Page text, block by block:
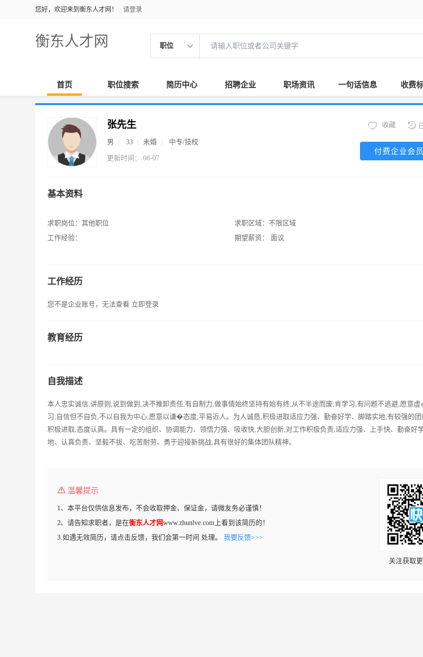
您好，欢迎来到衡东人才网！ 请登录
衡东人才网 职位
首页 职位搜索 简历中心 招聘企业 职场资讯 一句话信息 收费
张先生
男 33 未婚 中专/技校
更新时间： 08-07
收藏
付费企业会
基本资料
求职岗位： 其他职位
工作经验：
求职区域： 不限区域
期望薪资：
面议
工作经历
您不是企业账号，无法查看 立即登录
教育经历
自我描述
本人忠实诚信,讲原则,说到做到,决不推卸责任;有自制力,做事情始终坚持有始有终,从不半途而废;肯学习,有问题不逃避,愿意虚
习;自信但不自负,不以自我为中心;愿意以谦�态度;平易近人。为人诚恳,积极进取适应力强、勤奋好学、脚踏实地,有较强的
积极进取,态度认真。具有一定的组织、协调能力、领悟力强、吸收快,大胆创新,对工作积极负责,适应力强、上手快、勤奋好
地、认真负责、坚毅不拔、吃苦耐劳、勇于迎接新挑战,具有很好的集体团队精神。
温馨提示
1、本平台仅供信息发布，不会收取押金、保证金，请微友务必谨慎！
2、请告知求职者，是在衡东人才网www.zhunlve.com上看到该简历的！
3.如遇无效简历，请点击反馈，我们会第一时间 处理。 我要反馈>>>
关注获取